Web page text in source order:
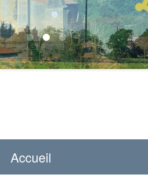
site officiel
Accueil